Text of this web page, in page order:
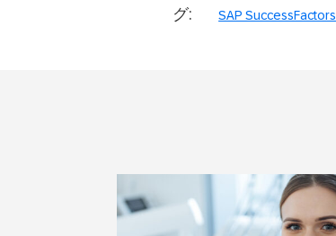
グ:
SAP SuccessFactors